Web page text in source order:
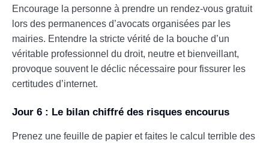
Encourage la personne à prendre un rendez-vous gratuit
lors des permanences d’avocats organisées par les
mairies. Entendre la stricte vérité de la bouche d’un
véritable professionnel du droit, neutre et bienveillant,
provoque souvent le déclic nécessaire pour fissurer les
certitudes d’internet.
Jour 6 : Le bilan chiffré des risques encourus
Prenez une feuille de papier et faites le calcul terrible des